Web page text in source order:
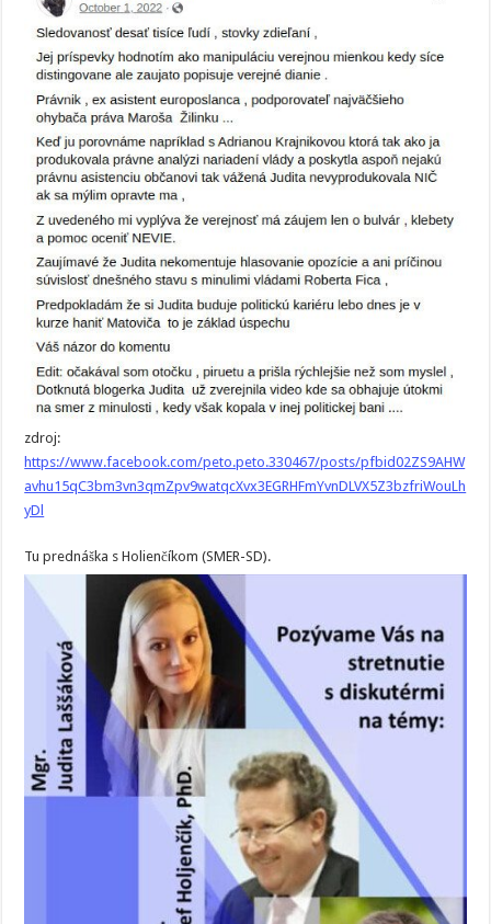
zdroj:
https://www.facebook.com/peto.peto.330467/posts/pfbid02ZS9AHW
avhu15qC3bm3vn3qmZpv9watqcXvx3EGRHFmYvnDLVX5Z3bzfriWouLh
yDl
Tu prednáška s Holienčíkom (SMER-SD).